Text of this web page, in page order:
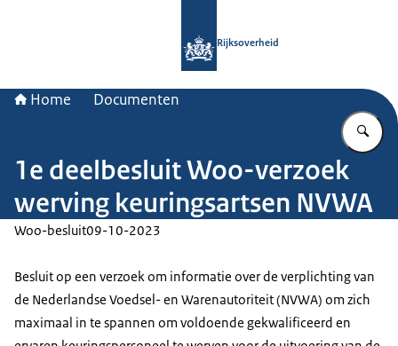
Rijksoverheid
Home Documenten
1e deelbesluit Woo-verzoek
werving keuringsartsen NVWA
Woo-besluit09-10-2023
Besluit op een verzoek om informatie over de verplichting van
de Nederlandse Voedsel- en Warenautoriteit (NVWA) om zich
maximaal in te spannen om voldoende gekwalificeerd en